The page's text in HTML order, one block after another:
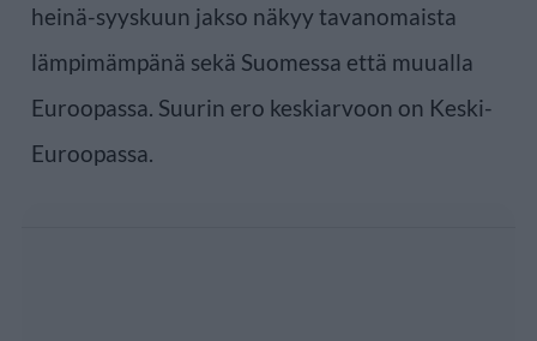
heinä-syyskuun jakso näkyy tavanomaista
lämpimämpänä sekä Suomessa että muualla
Euroopassa. Suurin ero keskiarvoon on Keski-
Euroopassa.